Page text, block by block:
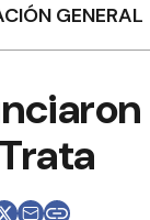
GENERAL